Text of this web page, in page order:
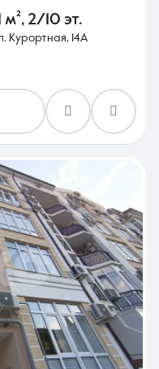
м², 2/10 эт.
Курортная, 14А